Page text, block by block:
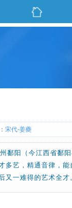
宋代-姜夔
阳（今江西省鄱阳
艺，精通音律，
又一难得的艺术全